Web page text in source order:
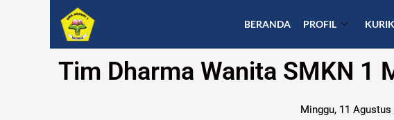
BERANDA PROFIL
Tim Dharma Wanita SMKN 1
Minggu, 11 Agustus